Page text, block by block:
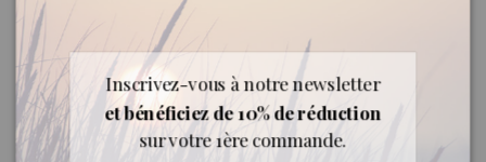
Engagement : huile essentielle biologique, 100 %
pure et naturelle origine France, contenant tous
les composants aromatiques de la plante.
Inscrivez-vous à notre newsletter
et bénéficiez de 10% de réduction
sur votre 1ère commande.